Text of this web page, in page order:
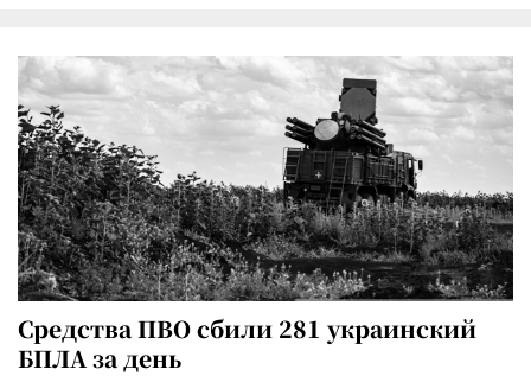
Средства ПВО сбили 281 украинский
БПЛА за день